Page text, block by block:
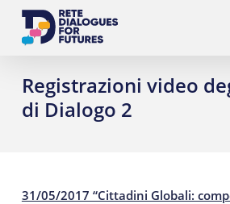
Skip
contentRegistrazioni video
di Dialogo 2
31/05/2017 “Cittadini Globali: